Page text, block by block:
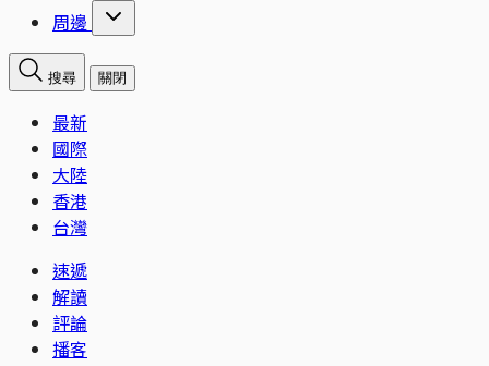
周邊
搜尋 關閉
最新
國際
大陸
香港
台灣
速遞
解讀
評論
播客